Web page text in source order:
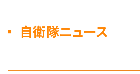
自衛隊ニュース